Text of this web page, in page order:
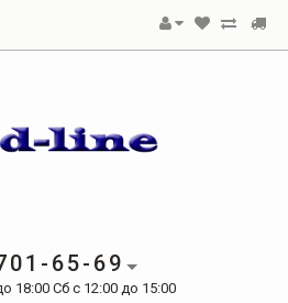
65-69
18:00 Сб с 12:00 до 15:00